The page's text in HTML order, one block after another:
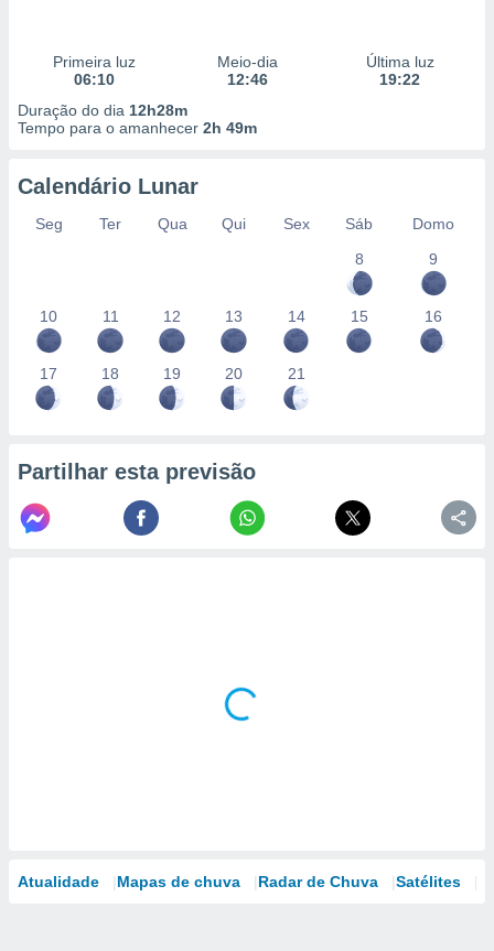
Primeira luz
06:10
Meio-dia
12:46
Última luz
19:22
Duração do dia 12h28m
Tempo para o amanhecer 2h 49m
Calendário Lunar
Seg Ter Qua Qui Sex Sáb
Domo
8
9
10 11 12 13 14 15 16
17 18 19 20 21
Partilhar esta previsão
Atualidade Mapas de chuva Radar de Chuva Satélites